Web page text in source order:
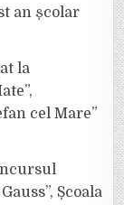
an școlar
la
cel Mare”
Școala